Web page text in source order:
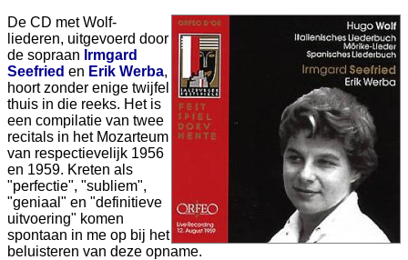
De CD met Wolf-
liederen, uitgevoerd door
de sopraan Irmgard
Seefried en Erik Werba,
hoort zonder enige twijfel
thuis in die reeks. Het is
een compilatie van twee
recitals in het Mozarteum
van respectievelijk 1956
en 1959. Kreten als
"perfectie", "subliem",
"geniaal" en "definitieve
uitvoering" komen
spontaan in me op bij het
beluisteren van deze opname.